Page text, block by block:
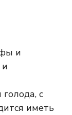
и
с
иметь